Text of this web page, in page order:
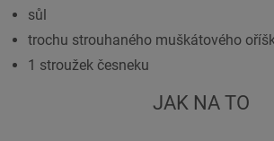
sůl
trochu strouhaného muškátového
1 stroužek česneku
JAK NA TO